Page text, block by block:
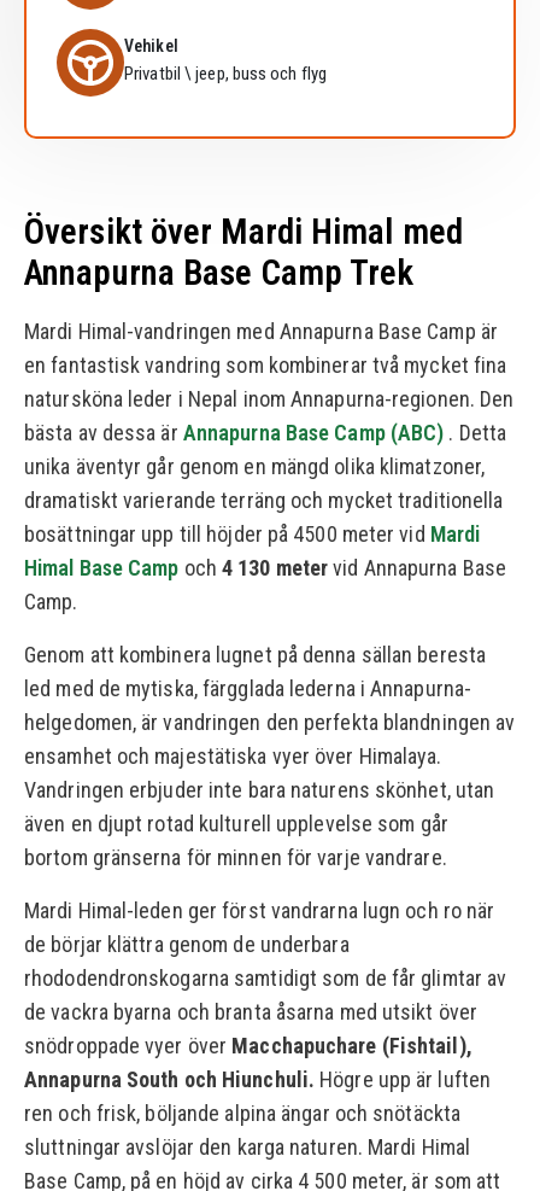
Vehikel
Privatbil \ jeep, buss och flyg
Översikt över Mardi Himal med
Annapurna Base Camp Trek
Mardi Himal-vandringen med Annapurna Base Camp är
en fantastisk vandring som kombinerar två mycket fina
natursköna leder i Nepal inom Annapurna-regionen. Den
bästa av dessa är Annapurna Base Camp (ABC) . Detta
unika äventyr går genom en mängd olika klimatzoner,
dramatiskt varierande terräng och mycket traditionella
bosättningar upp till höjder på 4500 meter vid Mardi
Himal Base Camp och 4 130 metervid Annapurna Base
Camp.
Genom att kombinera lugnet på denna sällan beresta
led med de mytiska, färgglada lederna i Annapurna-
helgedomen, är vandringen den perfekta blandningen av
ensamhet och majestätiska vyer över Himalaya.
Vandringen erbjuder inte bara naturens skönhet, utan
även en djupt rotad kulturell upplevelse som går
bortom gränserna för minnen för varje vandrare.
Mardi Himal-leden ger först vandrarna lugn och ro när
de börjar klättra genom de underbara
rhododendronskogarna samtidigt som de får glimtar av
de vackra byarna och branta åsarna med utsikt över
snödroppade vyer över Macchapuchare (Fishtail),
Annapurna South och Hiunchuli. Högre upp är luften
ren och frisk, böljande alpina ängar och snötäckta
sluttningar avslöjar den karga naturen. Mardi Himal
Base Camp, på en höjd av cirka 4 500 meter, är som att